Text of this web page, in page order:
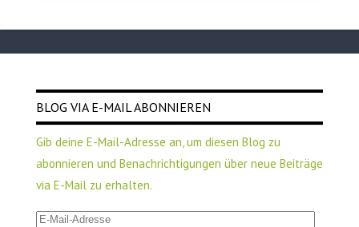
BLOG VIA E-MAIL ABONNIEREN
Gib deine E-Mail-Adresse an, um diesen Blog zu
abonnieren und Benachrichtigungen über neue Beiträge
via E-Mail zu erhalten.
E-